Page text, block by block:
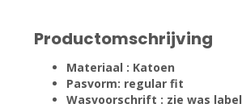
Productomschrijving
Materiaal : Katoen
Pasvorm: regular fit
Wasvoorschrift : zie was label